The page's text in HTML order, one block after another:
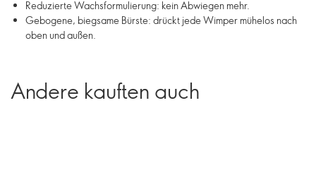
Reduzierte Wachsformulierung: kein Abwiegen mehr.
Gebogene, biegsame Bürste: drückt jede Wimper mühelos nach
oben und außen.
Andere kauften auch